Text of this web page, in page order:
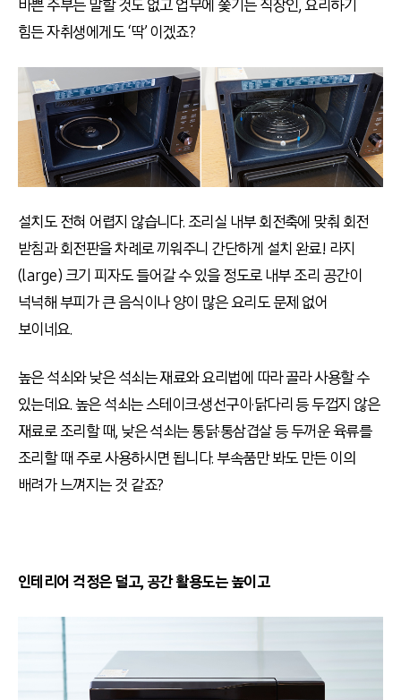
바쁜 주부는 말할 것도 없고 업무에 쫓기는 직장인, 요리하기
힘든 자취생에게도 ‘딱’ 이겠죠?
설치도 전혀 어렵지 않습니다. 조리실 내부 회전축에 맞춰 회전
받침과 회전판을 차례로 끼워주니 간단하게 설치 완료! 라지
(large) 크기 피자도 들어갈 수 있을 정도로 내부 조리 공간이
넉넉해 부피가 큰 음식이나 양이 많은 요리도 문제 없어
보이네요.
높은 석쇠와 낮은 석쇠는 재료와 요리법에 따라 골라 사용할 수
있는데요. 높은 석쇠는 스테이크·생선구이·닭다리 등 두껍지 않은
재료로 조리할 때, 낮은 석쇠는 통닭·통삼겹살 등 두꺼운 육류를
조리할 때 주로 사용하시면 됩니다. 부속품만 봐도 만든 이의
배려가 느껴지는 것 같죠?
인테리어 걱정은 덜고, 공간 활용도는 높이고